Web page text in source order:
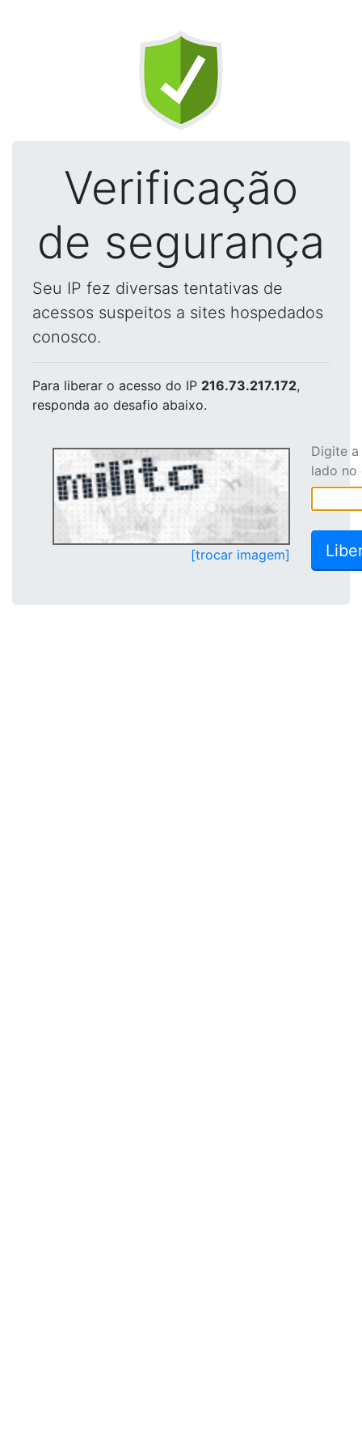
Verificação
de segurança
Seu IP fez diversas tentativas de
acessos suspeitos a sites hospedados
conosco.
Para liberar o acesso do IP 216.73.217.172,
responda ao desafio abaixo.
[trocar imagem]
Digite
lado no